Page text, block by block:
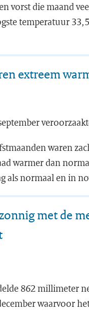
vorst die maand
temperatuur
extreem
waren
warmer dan
als normaal en in
met de
862 millimeter
waarvoor